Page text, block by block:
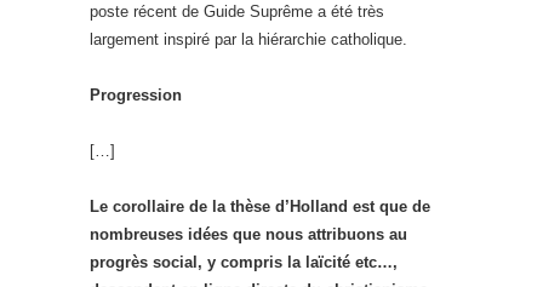
poste récent de Guide Suprême a été très
largement inspiré par la hiérarchie catholique.
Progression
[…]
Le corollaire de la thèse d’Holland est que de
nombreuses idées que nous attribuons au
progrès social, y compris la laïcité etc…,